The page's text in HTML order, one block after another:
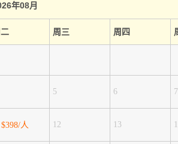
年08月
周三 周四
5 6 7
$398/人 12 13